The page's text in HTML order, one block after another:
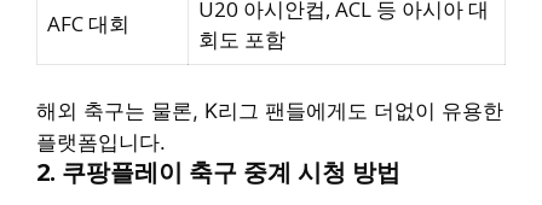
AFC 대회
U20 아시안컵, ACL 등 아시아 대
회도 포함
해외 축구는 물론, K리그 팬들에게도 더없이 유용한
플랫폼입니다.
2. 쿠팡플레이 축구 중계 시청 방법